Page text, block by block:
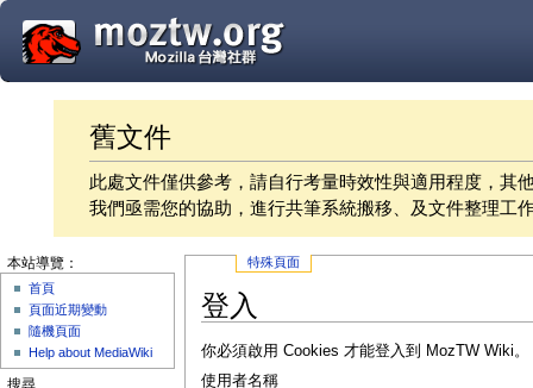
舊文件
此處文件僅供參考，請自行考量時效性與適用程度，其
我們亟需您的協助，進行共筆系統搬移、及文件整理工
特殊頁面
登入
你必須啟用 Cookies 才能登入到 MozTW Wiki。
使用者名稱
本站導覽：
首頁
頁面近期變動
隨機頁面
Help about MediaWiki
搜尋